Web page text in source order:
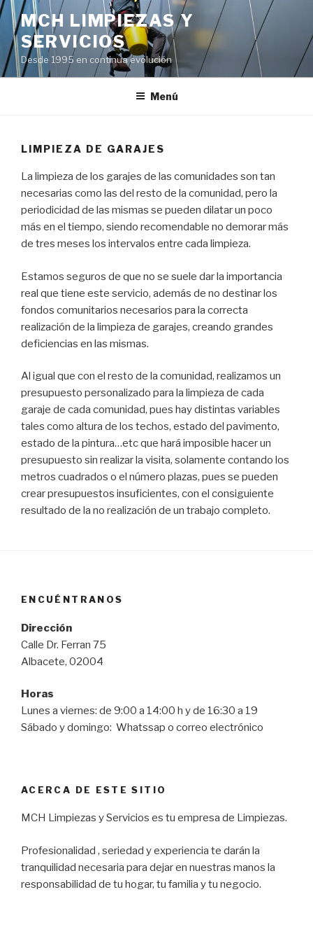
Saltar
contenido
MCH LIMPIEZAS Y
SERVICIOS
Desde 1995 en continua evolución
Menú
LIMPIEZA DE GARAJES
La limpieza de los garajes de las comunidades son tan
necesarias como las del resto de la comunidad, pero la
periodicidad de las mismas se pueden dilatar un poco
más en el tiempo, siendo recomendable no demorar más
de tres meses los intervalos entre cada limpieza.
Estamos seguros de que no se suele dar la importancia
real que tiene este servicio, además de no destinar los
fondos comunitarios necesarios para la correcta
realización de la limpieza de garajes, creando grandes
deficiencias en las mismas.
Al igual que con el resto de la comunidad, realizamos un
presupuesto personalizado para la limpieza de cada
garaje de cada comunidad, pues hay distintas variables
tales como altura de los techos, estado del pavimento,
estado de la pintura…etc que hará imposible hacer un
presupuesto sin realizar la visita, solamente contando los
metros cuadrados o el número plazas, pues se pueden
crear presupuestos insuficientes, con el consiguiente
resultado de la no realización de un trabajo completo.
ENCUÉNTRANOS
Dirección
Calle Dr. Ferran 75
Albacete, 02004
Horas
Lunes a viernes: de 9:00 a 14:00 h y de 16:30 a 19
Sábado y domingo: Whatssap o correo electrónico
ACERCA DE ESTE SITIO
MCH Limpiezas y Servicios es tu empresa de Limpiezas.
Profesionalidad , seriedad y experiencia te darán la
tranquilidad necesaria para dejar en nuestras manos la
responsabilidad de tu hogar, tu familia y tu negocio.